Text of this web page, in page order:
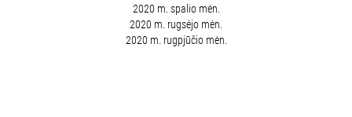
2020 m. spalio mėn.
2020 m. rugsėjo mėn.
2020 m. rugpjūčio mėn.